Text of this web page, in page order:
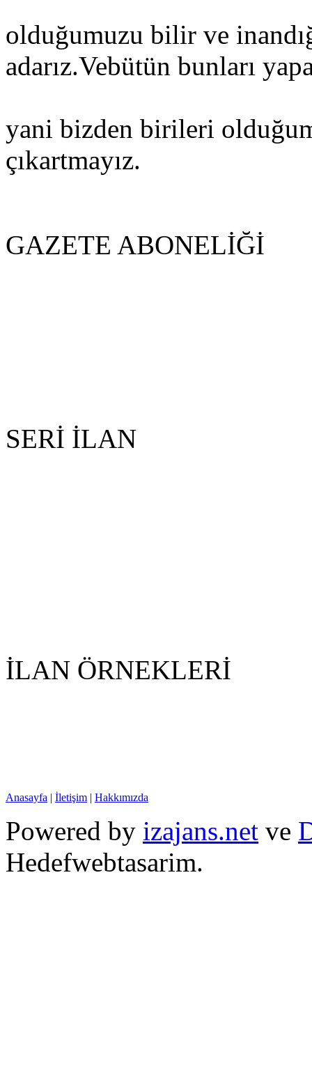
olduğumuzu bilir ve
adarız.Vebütün bunları
yani bizden birileri
çıkartmayız.
GAZETE ABONELİĞİ
SERİ İLAN
İLAN ÖRNEKLERİ
Anasayfa | İletişim | Hakkımızda
Powered by izajans.net ve
Hedefwebtasarim.